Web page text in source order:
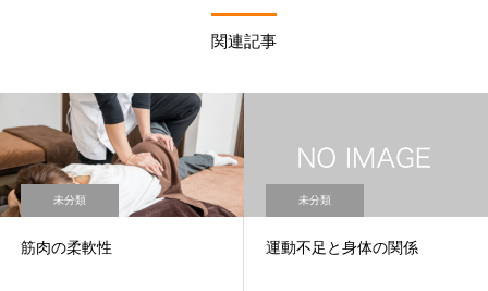
関連記事
未分類
筋肉の柔軟性
未分類
運動不足と身体の関係